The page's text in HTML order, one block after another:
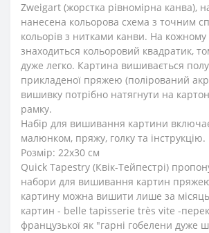
Zweigart (жорстка рівномірна канва),
нанесена кольорова схема з точним
кольорів з нитками канви. На кожному
знаходиться кольоровий квадратик,
дуже легко. Картина вишивається
прикладеної пряжею (полірований
вишивку потрібно натягнути на
рамку.
Набір для вишивання картини
малюнком, пряжу, голку та інструкцію.
Розмір: 22х30 см
Quick Tapestry (Квік-Тейпестрі)
набори для вишивання картин
картину можна вишити лише за
картин - belle tapisserie très vite -
французької як "гарні гобелени дуже